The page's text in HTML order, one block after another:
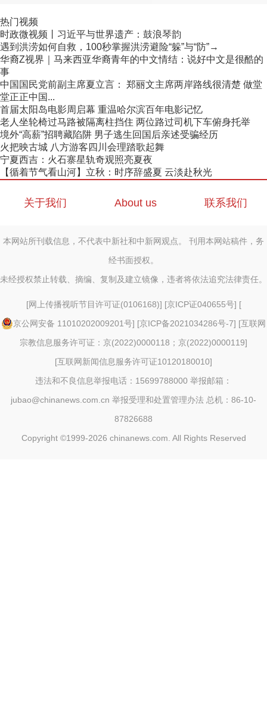
热门视频
时政微视频丨习近平与世界遗产：鼓浪琴韵
遇到洪涝如何自救，100秒掌握洪涝避险“躲”与“防”→
华裔Z视界｜马来西亚华裔青年的中文情结：说好中文是很酷的
事
中国国民党前副主席夏立言： 郑丽文主席两岸路线很清楚 做堂
堂正正中国...
首届太阳岛电影周启幕 重温哈尔滨百年电影记忆
老人坐轮椅过马路被隔离柱挡住 两位路过司机下车俯身托举
境外“高薪”招聘藏陷阱 男子逃生回国后亲述受骗经历
火把映古城 八方游客四川会理踏歌起舞
宁夏西吉：火石寨星轨奇观照亮夏夜
【循着节气看山河】立秋：时序辞盛夏 云淡赴秋光
关于我们 About us 联系我们
本网站所刊载信息，不代表中新社和中新网观点。 刊用本网站稿件，务
经书面授权。
未经授权禁止转载、摘编、复制及建立镜像，违者将依法追究法律责任。
[网上传播视听节目许可证(0106168)] [京ICP证040655号] [
京公网安备 11010202009201号] [京ICP备2021034286号-7] [互联网
宗教信息服务许可证：京(2022)0000118；京(2022)0000119]
[互联网新闻信息服务许可证10120180010]
违法和不良信息举报电话：15699788000 举报邮箱：
jubao@chinanews.com.cn 举报受理和处置管理办法 总机：86-10-
87826688
Copyright ©1999-2026 chinanews.com. All Rights Reserved